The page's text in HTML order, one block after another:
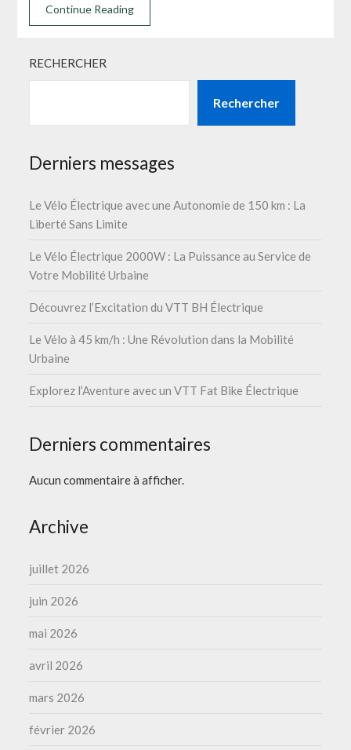
Continue Reading
RECHERCHER
Rechercher
Derniers messages
Le Vélo Électrique avec une Autonomie de 150 km : La
Liberté Sans Limite
Le Vélo Électrique 2000W : La Puissance au Service de
Votre Mobilité Urbaine
Découvrez l’Excitation du VTT BH Électrique
Le Vélo à 45 km/h : Une Révolution dans la Mobilité
Urbaine
Explorez l’Aventure avec un VTT Fat Bike Électrique
Derniers commentaires
Aucun commentaire à afficher.
Archive
juillet 2026
juin 2026
mai 2026
avril 2026
mars 2026
février 2026